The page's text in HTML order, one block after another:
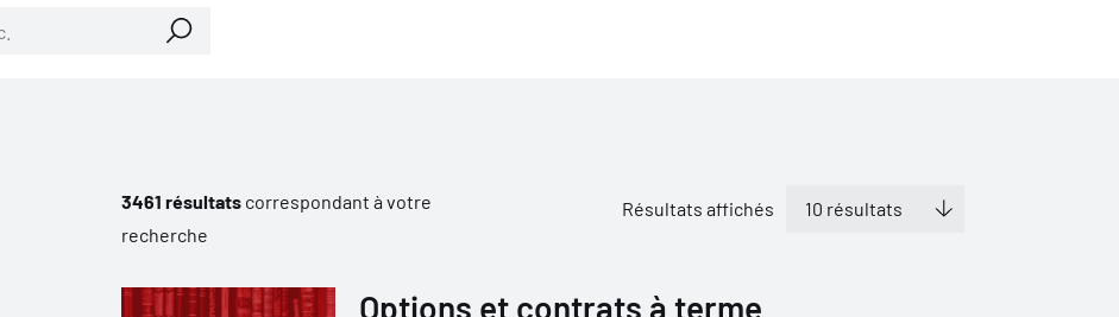
3461 résultatscorrespondant à votre
recherche
Résultats affichés
Options et contrats à terme